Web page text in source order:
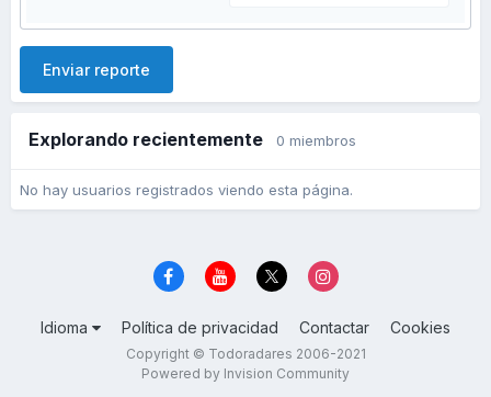
Enviar reporte
Explorando recientemente 0 miembros
No hay usuarios registrados viendo esta página.
Idioma Política de privacidad Contactar Cookies
Copyright © Todoradares 2006-2021
Powered by Invision Community